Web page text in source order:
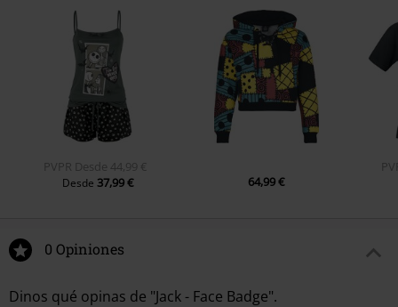
PVPR Desde 44,99 €
Desde 37,99 € 64,99 €
0 Opiniones
Dinos qué opinas de "Jack - Face Badge".